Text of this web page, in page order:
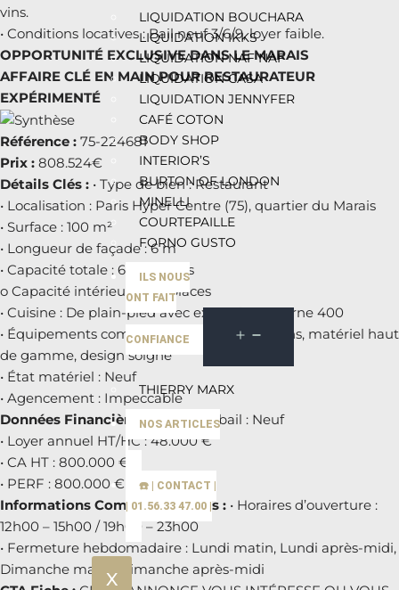
LIQUIDATION BOUCHARA
LIQUIDATION IKKS
LIQUIDATION NAF NAF
LIQUIDATION CASA
LIQUIDATION JENNYFER
CAFÉ COTON
BODY SHOP
INTERIOR’S
BURTON OF LONDON
MINELLI
COURTEPAILLE
FORNO GUSTO
ILS NOUS
ONT FAIT
CONFIANCE
THIERRY MARX
NOS ARTICLES
☎️ | CONTACT |
| 01.56.33 47.00 |
X
vins.
• Conditions locatives : Bail neuf 3/6/9, loyer faible.
OPPORTUNITÉ EXCLUSIVE DANS LE MARAIS
AFFAIRE CLÉ EN MAIN POUR RESTAURATEUR
EXPÉRIMENTÉ
Référence : 75-224681
Prix : 808.524€
Détails Clés : • Type de bien : Restaurant
• Localisation : Paris Hyper Centre (75), quartier du Marais
• Surface : 100 m²
• Longueur de façade : 6 m
• Capacité totale : 60 couverts
o Capacité intérieure : 60 places
• Cuisine : De plain-pied avec extraction externe 400
• Équipements complémentaires : Cave à vins, matériel haut
de gamme, design soigné
• État matériel : Neuf
• Agencement : Impeccable
Données Financières :• Type de bail : Neuf
• Loyer annuel HT/HC : 48.000 €
• CA HT : 800.000 €
• PERF : 800.000 €
Informations Complémentaires : • Horaires d’ouverture :
12h00 – 15h00 / 19h00 – 23h00
• Fermeture hebdomadaire : Lundi matin, Lundi après-midi,
Dimanche matin, Dimanche après-midi